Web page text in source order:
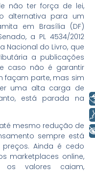
não ter força de lei,
alternativa para um
em Brasília (DF)
a PL 4534/2012
Nacional do Livro, que
a publicações
caso não é garantir
façam parte, mas sim
uma alta carga de
está parada na
mesmo redução de
sempre está
Ainda é cedo
marketplaces online,
valores caiam,
Libras
+ Acessibilidade